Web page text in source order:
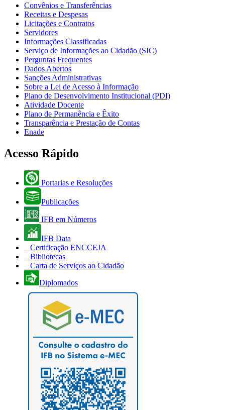
Convênios e Transferências
Receitas e Despesas
Licitações e Contratos
Servidores
Informações Classificadas
Serviço de Informações ao Cidadão (SIC)
Perguntas Frequentes
Dados Abertos
Sanções Administrativas
Sobre a Lei de Acesso à Informação
Plano de Desenvolvimento Institucional (PDI)
Atividade Docente
Plano de Permanência e Êxito
Transparência e Prestação de Contas
Enade
Acesso Rápido
Portarias e Resoluções
Publicações
IFB em Números
IFB Data
Certificação ENCCEJA
Bibliotecas
Carta de Serviços ao Cidadão
Diplomados